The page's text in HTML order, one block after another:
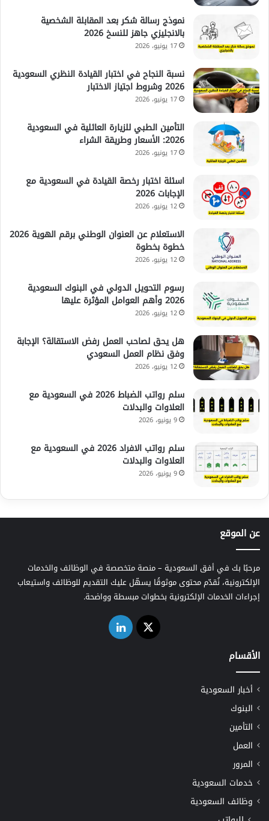
نموذج رسالة شكر بعد المقابلة الشخصية
بالانجليزي جاهز للنسخ 2026
17 يونيو، 2026
نسبة النجاح في اختبار القيادة النظري السعودية
2026 وشروط اجتياز الاختبار
17 يونيو، 2026
التأمين الطبي للزيارة العائلية في السعودية
2026: الأسعار وطريقة الشراء
17 يونيو، 2026
اسئلة اختبار رخصة القيادة في السعودية مع
الإجابات 2026
12 يونيو، 2026
الاستعلام عن العنوان الوطني برقم الهوية 2026
خطوة بخطوة
12 يونيو، 2026
رسوم التحويل الدولي في البنوك السعودية
2026 وأهم العوامل المؤثرة عليها
12 يونيو، 2026
هل يحق لصاحب العمل رفض الاستقالة؟ الإجابة
وفق نظام العمل السعودي
12 يونيو، 2026
سلم رواتب الضباط 2026 في السعودية مع
العلاوات والبدلات
9 يونيو، 2026
سلم رواتب الافراد 2026 في السعودية مع
العلاوات والبدلات
9 يونيو، 2026
عن الموقع
مرحبًا بك في أفق السعودية – منصة متخصصة في الوظائف والخدمات
الإلكترونية، نُقدّم محتوى موثوقًا يسهّل عليك التقديم للوظائف واستيعاب
إجراءات الخدمات الإلكترونية بخطوات مبسطة وواضحة.
‫X لينكدإن
الأقسام
أخبار السعودية
البنوك
التأمين
العمل
المرور
خدمات السعودية
وظائف السعودية